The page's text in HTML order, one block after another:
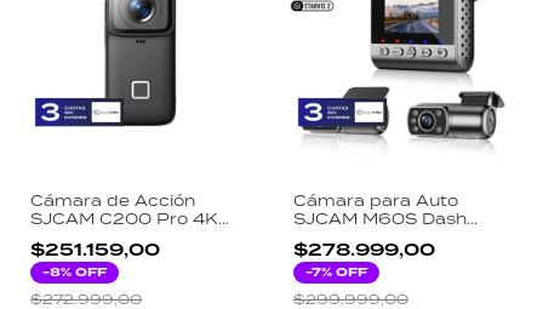
Cámara de Acción
SJCAM C200 Pro 4K
30FPS Sensor Sony
Estabilización 6 Ejes
Sumergible 5m WiFi
Negro
$251.159,00
-8% OFF
$272.999,00
Cámara para Auto
SJCAM M60S Dash
Cam 4K Ultra HD WiFi
Visión Nocturna Sensor
G Grabación en Bucle
$278.999,00
-7% OFF
$299.999,00